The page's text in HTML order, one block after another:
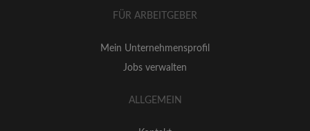
FÜR ARBEITGEBER
Mein Unternehmensprofil
Jobs verwalten
ALLGEMEIN